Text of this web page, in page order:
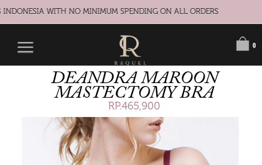
WITH NO MINIMUM SPENDING ON ALL ORDERS
0
DEANDRA MAROON
MASTECTOMY BRA
RP.465,900